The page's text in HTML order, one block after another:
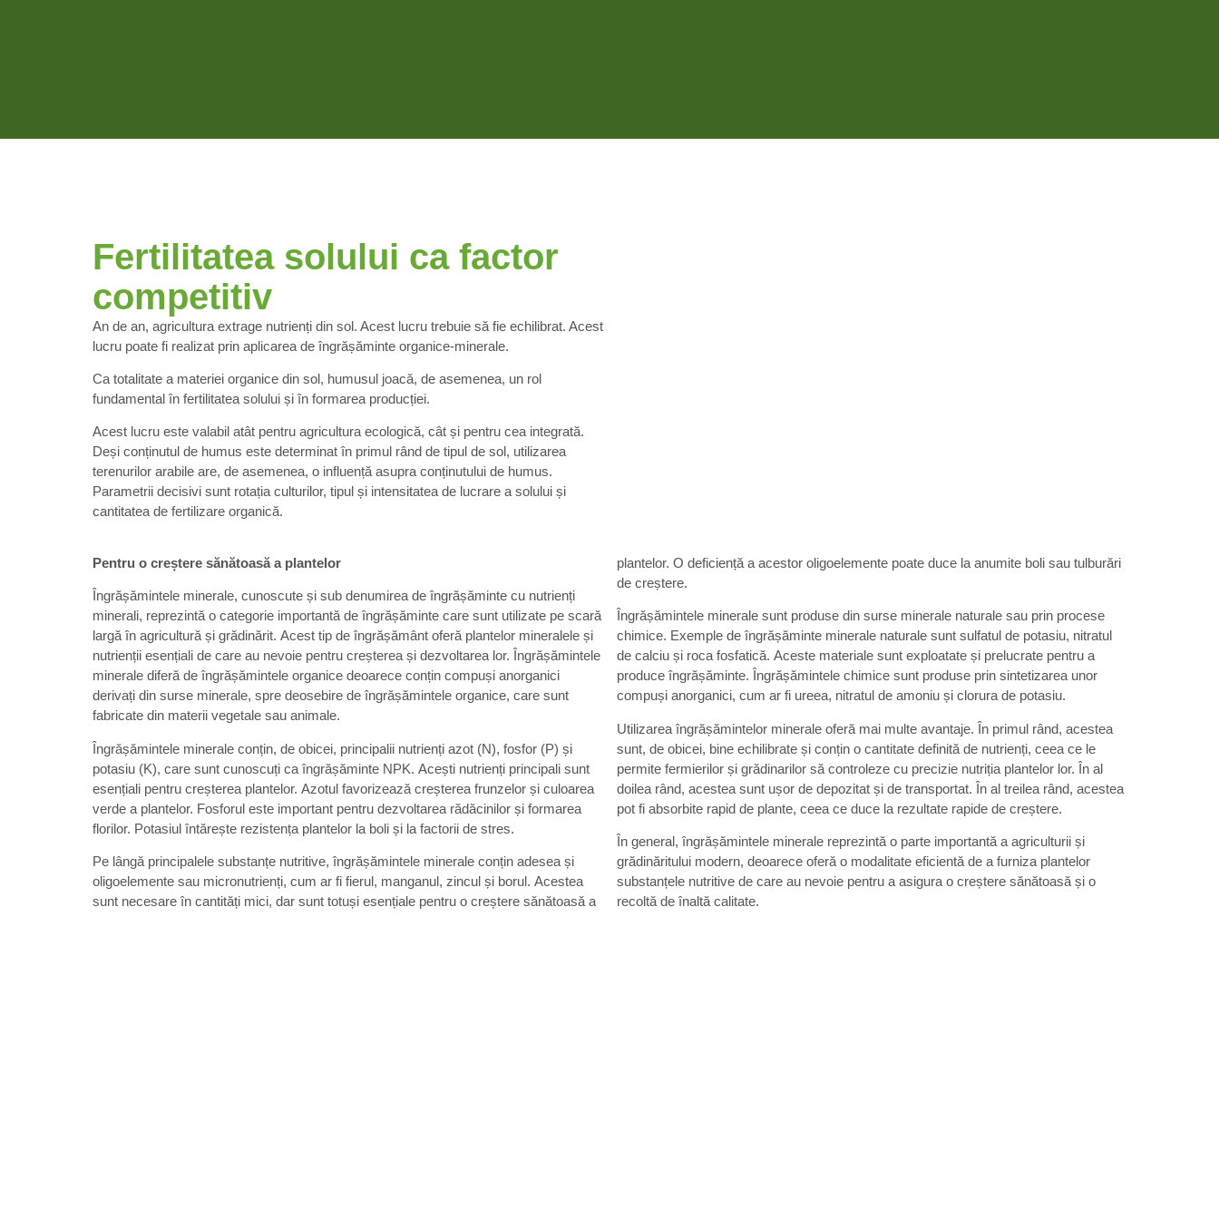
Fertilitatea solului ca factor
competitiv
An de an, agricultura extrage nutrienți din sol. Acest lucru trebuie să fie echilibrat. Acest
lucru poate fi realizat prin aplicarea de îngrășăminte organice-minerale.
Ca totalitate a materiei organice din sol, humusul joacă, de asemenea, un rol
fundamental în fertilitatea solului și în formarea producției.
Acest lucru este valabil atât pentru agricultura ecologică, cât și pentru cea integrată.
Deși conținutul de humus este determinat în primul rând de tipul de sol, utilizarea
terenurilor arabile are, de asemenea, o influență asupra conținutului de humus.
Parametrii decisivi sunt rotația culturilor, tipul și intensitatea de lucrare a solului și
cantitatea de fertilizare organică.
Pentru o creștere sănătoasă a plantelor
Îngrășămintele minerale, cunoscute și sub denumirea de îngrășăminte cu nutrienți
minerali, reprezintă o categorie importantă de îngrășăminte care sunt utilizate pe scară
largă în agricultură și grădinărit. Acest tip de îngrășământ oferă plantelor mineralele și
nutrienții esențiali de care au nevoie pentru creșterea și dezvoltarea lor. Îngrășămintele
minerale diferă de îngrășămintele organice deoarece conțin compuși anorganici
derivați din surse minerale, spre deosebire de îngrășămintele organice, care sunt
fabricate din materii vegetale sau animale.
Îngrășămintele minerale conțin, de obicei, principalii nutrienți azot (N), fosfor (P) și
potasiu (K), care sunt cunoscuți ca îngrășăminte NPK. Acești nutrienți principali sunt
esențiali pentru creșterea plantelor. Azotul favorizează creșterea frunzelor și culoarea
verde a plantelor. Fosforul este important pentru dezvoltarea rădăcinilor și formarea
florilor. Potasiul întărește rezistența plantelor la boli și la factorii de stres.
Pe lângă principalele substanțe nutritive, îngrășămintele minerale conțin adesea și
oligoelemente sau micronutrienți, cum ar fi fierul, manganul, zincul și borul. Acestea
sunt necesare în cantități mici, dar sunt totuși esențiale pentru o creștere sănătoasă a
plantelor. O deficiență a acestor oligoelemente poate duce la anumite boli sau tulburări
de creștere.
Îngrășămintele minerale sunt produse din surse minerale naturale sau prin procese
chimice. Exemple de îngrășăminte minerale naturale sunt sulfatul de potasiu, nitratul
de calciu și roca fosfatică. Aceste materiale sunt exploatate și prelucrate pentru a
produce îngrășăminte. Îngrășămintele chimice sunt produse prin sintetizarea unor
compuși anorganici, cum ar fi ureea, nitratul de amoniu și clorura de potasiu.
Utilizarea îngrășămintelor minerale oferă mai multe avantaje. În primul rând, acestea
sunt, de obicei, bine echilibrate și conțin o cantitate definită de nutrienți, ceea ce le
permite fermierilor și grădinarilor să controleze cu precizie nutriția plantelor lor. În al
doilea rând, acestea sunt ușor de depozitat și de transportat. În al treilea rând, acestea
pot fi absorbite rapid de plante, ceea ce duce la rezultate rapide de creștere.
În general, îngrășămintele minerale reprezintă o parte importantă a agriculturii și
grădinăritului modern, deoarece oferă o modalitate eficientă de a furniza plantelor
substanțele nutritive de care au nevoie pentru a asigura o creștere sănătoasă și o
recoltă de înaltă calitate.